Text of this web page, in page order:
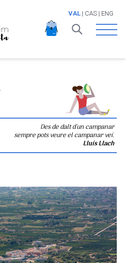
VAL| CAS| ENG
Open
Des de dalt d'un campanar
sempre pots veure el campanar veí.
Lluís Llach